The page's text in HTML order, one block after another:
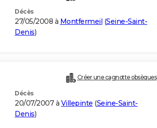
Décès
27/05/2008 à Montfermeil (Seine-Saint-
Denis)
Créer une cagnotte obsèques
Décès
20/07/2007 à Villepinte (Seine-Saint-
Denis)